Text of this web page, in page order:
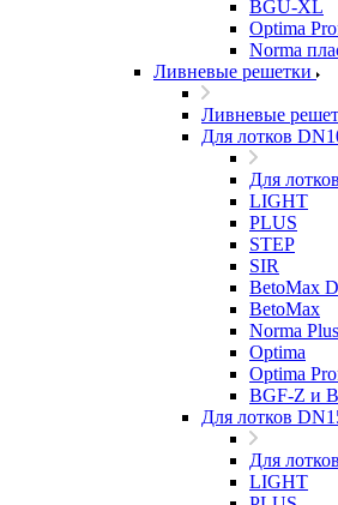
BGU-XL
Optima
Norma
Ливневые решетки
Ливневые
Для лотков
Для
LIGHT
PLUS
STEP
SIR
BetoMax
BetoMax
Norma Plus
Optima
Optima
BGF-Z и
Для лотков
Для
LIGHT